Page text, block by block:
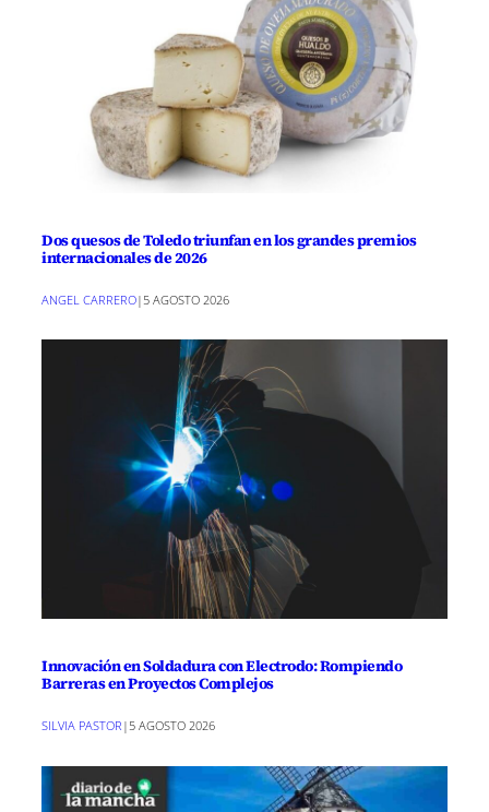
Dos quesos de Toledo triunfan en los grandes premios
internacionales de 2026
ANGEL CARRERO| 5 AGOSTO 2026
Innovación en Soldadura con Electrodo: Rompiendo
Barreras en Proyectos Complejos
SILVIA PASTOR | 5 AGOSTO 2026